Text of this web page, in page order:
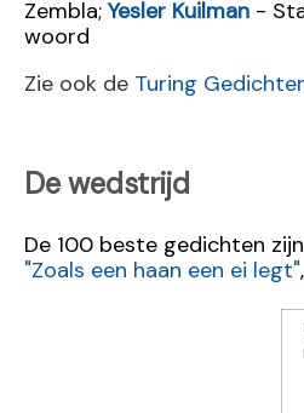
Zembla;Yesler Kuilman -
woord
Zie ook de Turing
De wedstrijd
De 100 beste gedichten
"Zoals een haan een ei legt"